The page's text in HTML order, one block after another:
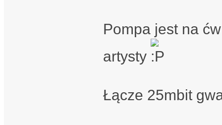
Pompa jest na
artysty
Łącze 25mbit